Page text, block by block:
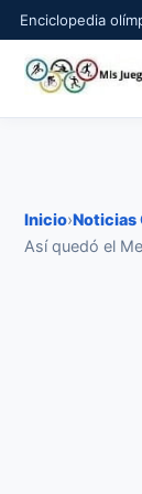
Enciclopedia
Inicio›Noticias
Así quedó el